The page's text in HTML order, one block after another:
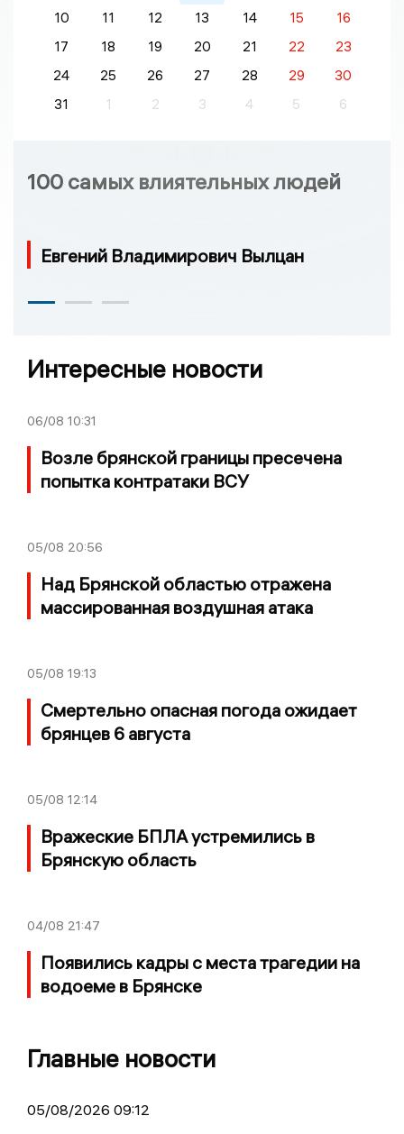
10
11 12 13 14 15
16
17
18 19 20 21 22
23
24
25 26 27 28 29
30
31
1 2 3 4 5 6
100 самых влиятельных людей
Евгений Владимирович Вылцан
Интересные новости
06/08 10:31
Возле брянской границы пресечена
попытка контратаки ВСУ
05/08 20:56
Над Брянской областью отражена
массированная воздушная атака
05/08 19:13
Смертельно опасная погода ожидает
брянцев 6 августа
05/08 12:14
Вражеские БПЛА устремились в
Брянскую область
04/08 21:47
Появились кадры с места трагедии на
водоеме в Брянске
Главные новости
05/08/2026 09:12